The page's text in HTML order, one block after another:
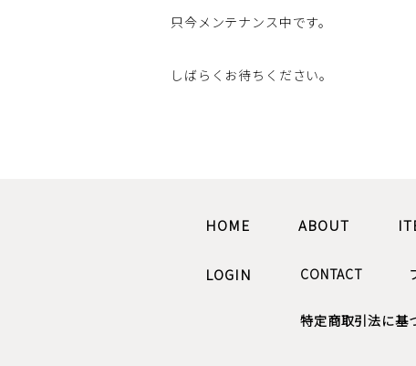
只今メンテナンス中です。
しばらくお待ちください。
HOME ABOUT
LOGIN CONTACT
特定商取引法に基